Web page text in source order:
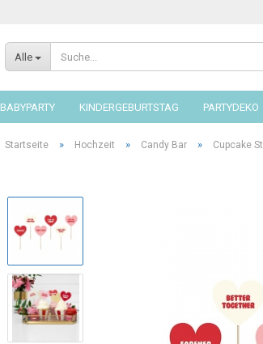
Alle
BABYPARTY KINDERGEBURTSTAG PARTYDEKO
Startseite » Hochzeit » Candy Bar » Cupcake